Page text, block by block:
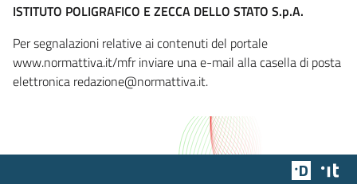
ISTITUTO POLIGRAFICO E ZECCA DELLO STATO S.p.A.
Per segnalazioni relative ai contenuti del portale
www.normattiva.it/mfr inviare una e-mail alla casella di posta
elettronica redazione@normattiva.it.
Team